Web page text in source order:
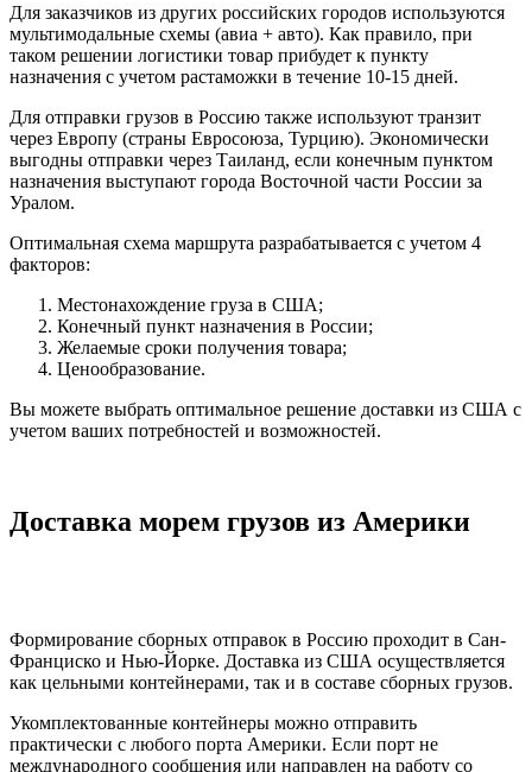
Для заказчиков из других российских городов используются
мультимодальные схемы (авиа + авто). Как правило, при
таком решении логистики товар прибудет к пункту
назначения с учетом растаможки в течение 10-15 дней.
Для отправки грузов в Россию также используют транзит
через Европу (страны Евросоюза, Турцию). Экономически
выгодны отправки через Таиланд, если конечным пунктом
назначения выступают города Восточной части России за
Уралом.
Оптимальная схема маршрута разрабатывается с учетом 4
факторов:
Местонахождение груза в США;
Конечный пункт назначения в России;
Желаемые сроки получения товара;
Ценообразование.
Вы можете выбрать оптимальное решение доставки из США с
учетом ваших потребностей и возможностей.
Доставка морем грузов из Америки
Формирование сборных отправок в Россию проходит в Сан-
Франциско и Нью-Йорке. Доставка из США осуществляется
как цельными контейнерами, так и в составе сборных грузов.
Укомплектованные контейнеры можно отправить
практически с любого порта Америки. Если порт не
международного сообщения или направлен на работу со